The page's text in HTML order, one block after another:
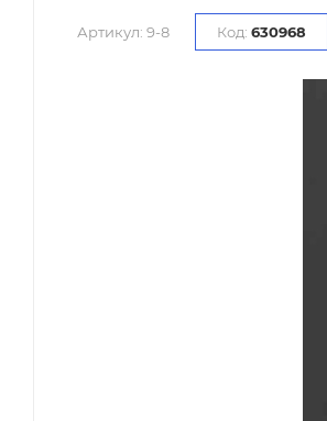
Артикул: 9-8 Код: 630968